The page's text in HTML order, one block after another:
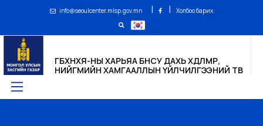
info@seoulcenter.mlsp.gov.mn | | Холбоо барих
ГБХНХЯ-НЫ ХАРЬЯА БНСУ ДАХЬ ХӨДӨЛМӨР,
НИЙГМИЙН ХАМГААЛЛЫН ҮЙЛЧИЛГЭЭНИЙ ТӨВ